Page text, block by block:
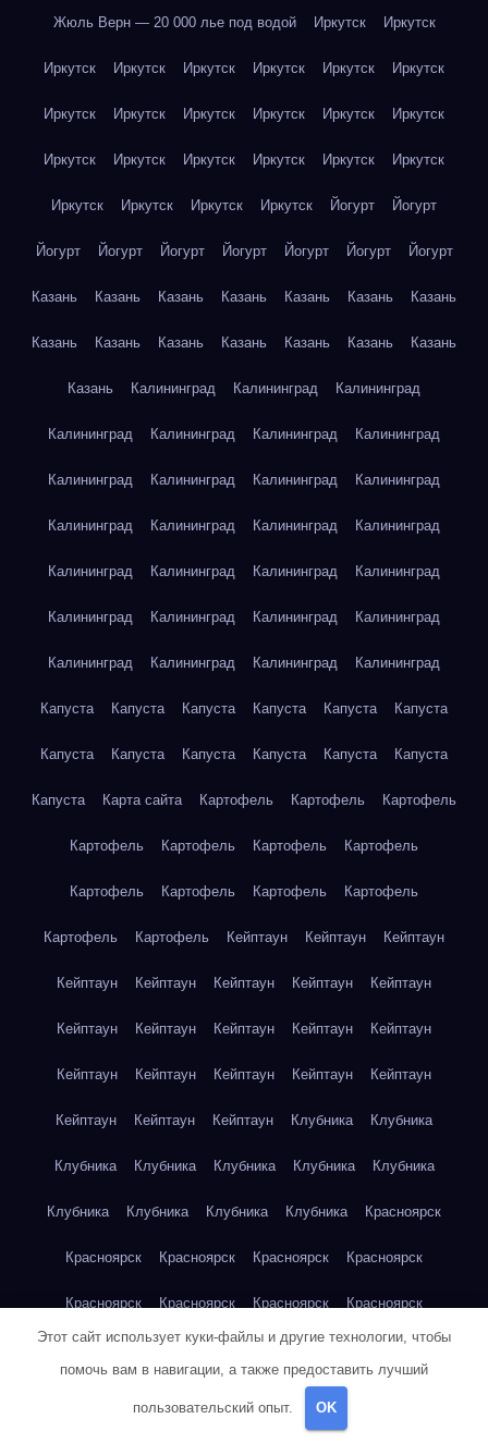
Жюль Верн — 20 000 лье под водой Иркутск Иркутск
Иркутск Иркутск Иркутск Иркутск Иркутск Иркутск
Иркутск Иркутск Иркутск Иркутск Иркутск Иркутск
Иркутск Иркутск Иркутск Иркутск Иркутск Иркутск
Иркутск Иркутск Иркутск Иркутск Йогурт Йогурт
Йогурт Йогурт Йогурт Йогурт Йогурт Йогурт Йогурт
Казань Казань Казань Казань Казань Казань Казань
Казань Казань Казань Казань Казань Казань Казань
Казань Калининград Калининград Калининград
Калининград Калининград Калининград Калининград
Калининград Калининград Калининград Калининград
Калининград Калининград Калининград Калининград
Калининград Калининград Калининград Калининград
Калининград Калининград Калининград Калининград
Калининград Калининград Калининград Калининград
Капуста Капуста Капуста Капуста Капуста Капуста
Капуста Капуста Капуста Капуста Капуста Капуста
Капуста Карта сайта Картофель Картофель Картофель
Картофель Картофель Картофель Картофель
Картофель Картофель Картофель Картофель
Картофель Картофель Кейптаун Кейптаун Кейптаун
Кейптаун Кейптаун Кейптаун Кейптаун Кейптаун
Кейптаун Кейптаун Кейптаун Кейптаун Кейптаун
Кейптаун Кейптаун Кейптаун Кейптаун Кейптаун
Кейптаун Кейптаун Кейптаун Клубника Клубника
Клубника Клубника Клубника Клубника Клубника
Клубника Клубника Клубника Клубника Красноярск
Красноярск Красноярск Красноярск Красноярск
Красноярск Красноярск Красноярск Красноярск
Красноярск Красноярск Красноярск
Кукуруза
Этот сайт использует куки-файлы и другие технологии, чтобы
помочь вам в навигации, а также предоставить лучший
пользовательский опыт. OK